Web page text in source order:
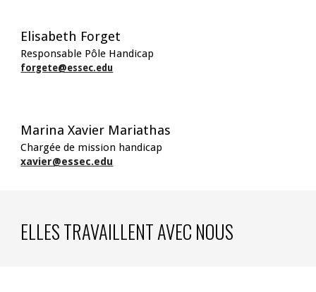
Elisabeth Forget
Responsable Pôle Handicap
forgete@essec.edu
Marina Xavier Mariathas
Chargée de mission handicap
xavier@essec.edu
ELLES TRAVAILLENT AVEC NOUS